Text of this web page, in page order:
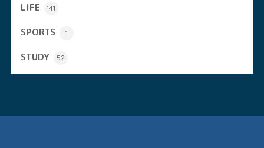
LIFE 141
SPORTS 1
STUDY 52